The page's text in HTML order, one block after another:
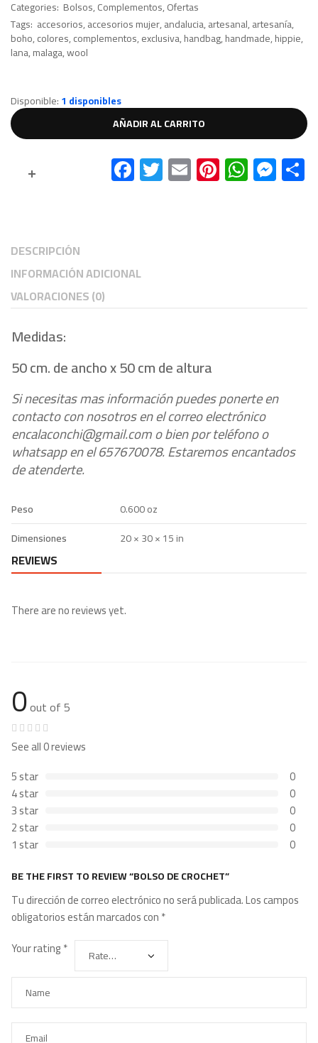
era:
€45.00.
es:
€35.00.
Categories: Bolsos,Complementos,Ofertas
Tags: accesorios,accesorios mujer,andalucia,artesanal,artesanía,
boho,colores,complementos,exclusiva,handbag,handmade,hippie,
lana,malaga,wool
Disponible:1 disponibles
AÑADIR AL CARRITO
F
ac
o
ok
T
wi
E
m
Pi
nt
W
h
M
es
DESCRIPCIÓN
INFORMACIÓN ADICIONAL
VALORACIONES (0)
Medidas:
50 cm. de ancho x 50 cm de altura
Si necesitas mas información puedes ponerte en
contacto con nosotros en el correo electrónico
encalaconchi@gmail.com o bien por teléfono o
whatsapp en el 657670078. Estaremos encantados
de atenderte.
Peso
0.600 oz
Dimensiones
20 × 30 × 15 in
REVIEWS
There are no reviews yet.
0out of 5
See all 0 reviews
5 star
0
4 star
0
3 star
0
2 star
0
1 star
0
BE THE FIRST TO REVIEW “BOLSO DE CROCHET”
Tu dirección de correo electrónico no será publicada.Los campos
obligatorios están marcados con*
Your rating*